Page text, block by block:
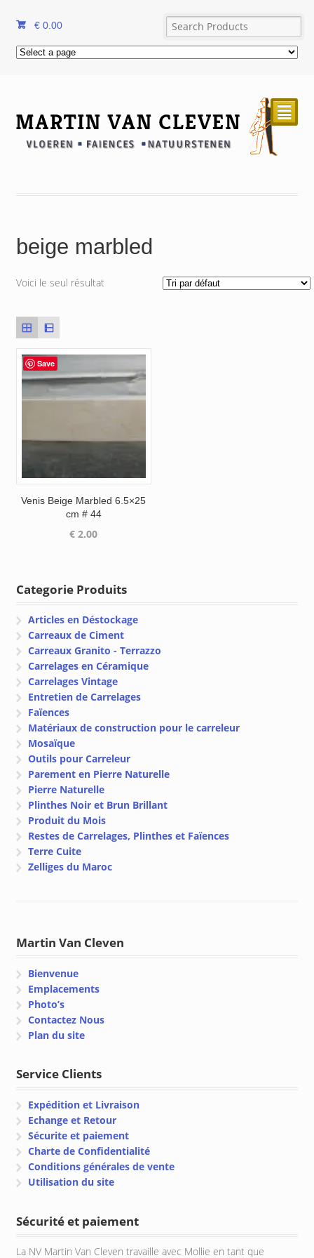
€ 0.00
²
beige marbled
Voici le seul résultat
Save
Venis Beige Marbled 6.5×25
cm # 44
€ 2.00
Categorie Produits
Articles en Déstockage
Carreaux de Ciment
Carreaux Granito - Terrazzo
Carrelages en Céramique
Carrelages Vintage
Entretien de Carrelages
Faïences
Matériaux de construction pour le carreleur
Mosaïque
Outils pour Carreleur
Parement en Pierre Naturelle
Pierre Naturelle
Plinthes Noir et Brun Brillant
Produit du Mois
Restes de Carrelages, Plinthes et Faïences
Terre Cuite
Zelliges du Maroc
Martin Van Cleven
Bienvenue
Emplacements
Photo’s
Contactez Nous
Plan du site
Service Clients
Expédition et Livraison
Echange et Retour
Sécurite et paiement
Charte de Confidentialité
Conditions générales de vente
Utilisation du site
Sécurité et paiement
La NV Martin Van Cleven travaille avec Mollie en tant que